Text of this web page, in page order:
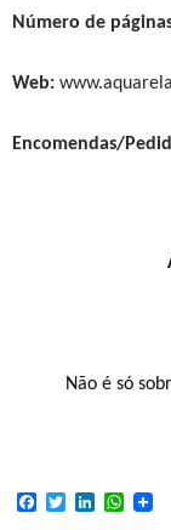
Número de
Web:
Encomendas/
Não é só
F
T
W